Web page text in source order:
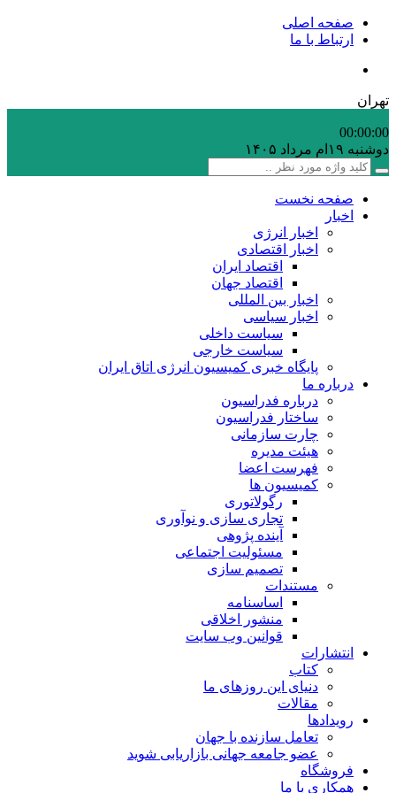
صفحه اصلی
ارتباط با ما
تهران
00:00:00
دوشنبه ۱۹ام مرداد ۱۴۰۵
صفحه نخست
اخبار
اخبار انرژی
اخبار اقتصادی
اقتصاد ایران
اقتصاد جهان
اخبار بین المللی
اخبار سیاسی
سیاست داخلی
سیاست خارجی
پایگاه خبری کمیسیون انرژی اتاق ایران
درباره ما
درباره فدراسیون
ساختار فدراسیون
چارت سازمانی
هیئت مدیره
فهرست اعضا
کمیسیون ها
رگولاتوری
تجاری سازی و نوآوری
آینده پژوهی
مسئولیت اجتماعی
تصمیم سازی
مستندات
اساسنامه
منشور اخلاقی
قوانین وب سایت
انتشارات
کتاب
دنیای این روزهای ما
مقالات
رویدادها
تعامل سازنده با جهان
عضو جامعه جهانی بازاریابی شوید
فروشگاه
همکاری با ما